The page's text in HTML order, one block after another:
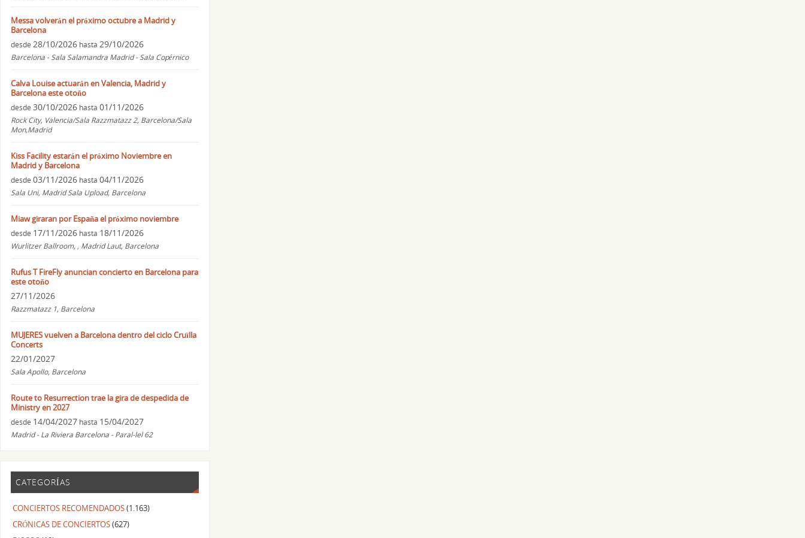
Messa volverán el próximo octubre a Madrid y
Barcelona
desde 28/10/2026 hasta 29/10/2026
Barcelona - Sala Salamandra Madrid - Sala Copérnico
Calva Louise actuarán en Valencia, Madrid y
Barcelona este otoño
desde 30/10/2026 hasta 01/11/2026
Rock City, Valencia/Sala Razzmatazz 2, Barcelona/Sala
Mon,Madrid
Kiss Facility estarán el próximo Noviembre en
Madrid y Barcelona
desde 03/11/2026 hasta 04/11/2026
Sala Uni, Madrid Sala Upload, Barcelona
Miaw giraran por España el próximo noviembre
desde 17/11/2026 hasta 18/11/2026
Wurlitzer Ballroom, , Madrid Laut, Barcelona
Rufus T FireFly anuncian concierto en Barcelona para
este otoño
27/11/2026
Razzmatazz 1, Barcelona
MUJERES vuelven a Barcelona dentro del ciclo Cruïlla
Concerts
22/01/2027
Sala Apollo, Barcelona
Route to Resurrection trae la gira de despedida de
Ministry en 2027
desde 14/04/2027 hasta 15/04/2027
Madrid - La Riviera Barcelona - Paral-lel 62
CATEGORÍAS
CONCIERTOS RECOMENDADOS(1.163)
CRÓNICAS DE CONCIERTOS(627)